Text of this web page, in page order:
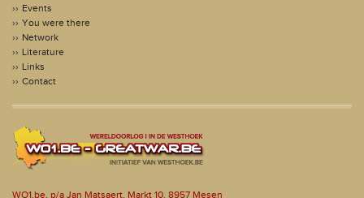
Events
You were there
Network
Literature
Links
Contact
WO1.be, p/a Jan Matsaert, Markt 10, 8957 Mesen